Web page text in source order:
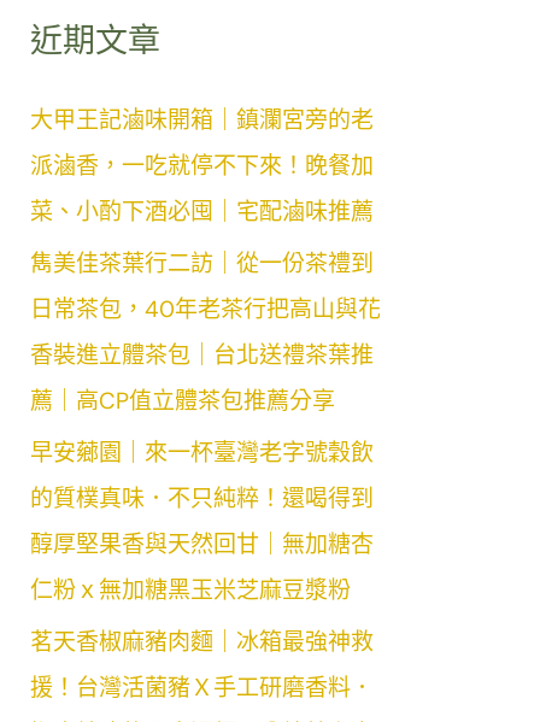
近期文章
大甲王記滷味開箱｜鎮瀾宮旁的老
派滷香，一吃就停不下來！晚餐加
菜、小酌下酒必囤｜宅配滷味推薦
雋美佳茶葉行二訪｜從一份茶禮到
日常茶包，40年老茶行把高山與花
香裝進立體茶包｜台北送禮茶葉推
薦｜高CP值立體茶包推薦分享
早安薌園｜來一杯臺灣老字號穀飲
的質樸真味．不只純粹！還喝得到
醇厚堅果香與天然回甘｜無加糖杏
仁粉ｘ無加糖黑玉米芝麻豆漿粉
茗天香椒麻豬肉麵｜冰箱最強神救
援！台灣活菌豬Ｘ手工研磨香料．